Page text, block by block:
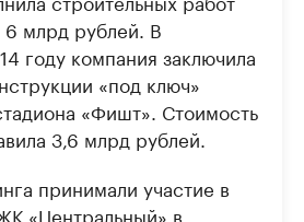
млрд рублей. В
году компания заключила
«под ключ»
«Фишт». Стоимость
3,6 млрд рублей.
принимали участие в
«Центральный» в